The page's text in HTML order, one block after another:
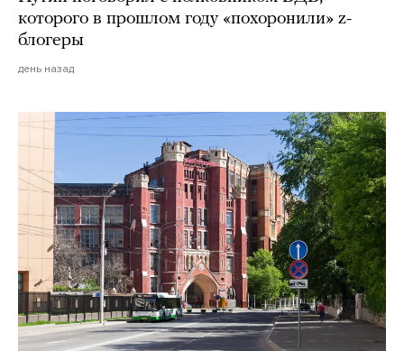
которого в прошлом году «похоронили» z-
блогеры
день назад